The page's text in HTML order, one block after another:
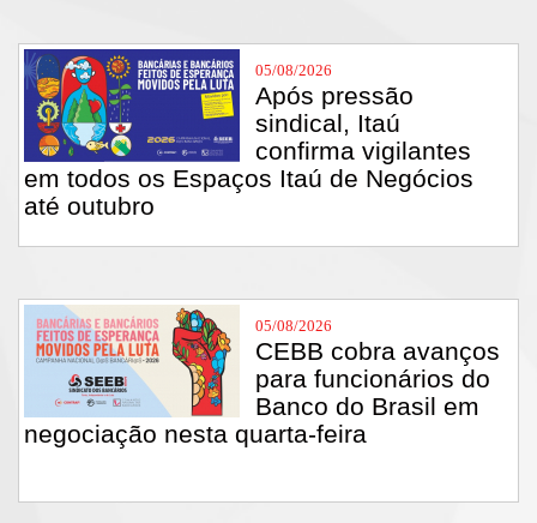
05/08/2026
Após pressão
sindical, Itaú
confirma vigilantes
em todos os Espaços Itaú de Negócios
até outubro
05/08/2026
CEBB cobra avanços
para funcionários do
Banco do Brasil em
negociação nesta quarta-feira